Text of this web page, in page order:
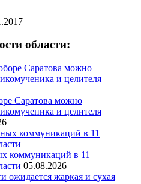
области:
Саратова можно
и целителя
коммуникаций в 11
05.08.2026